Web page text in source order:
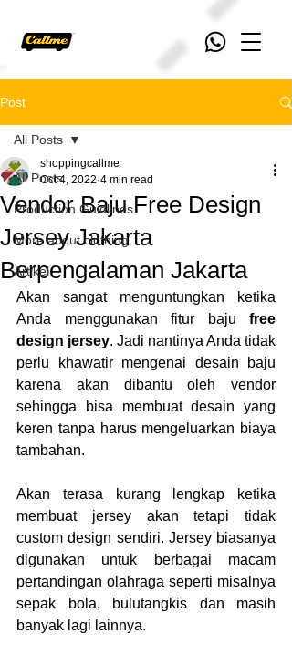
Post
All Posts
Production Guidlines
More about clothing
Artikel
All Posts
Vendor Baju Free Design
Jersey Jakarta
Berpengalaman Jakarta
shoppingcallme
Oct 4, 2022 4 min read
Akan sangat menguntungkan ketika
Anda menggunakan fitur baju free
design jersey. Jadi nantinya Anda tidak
perlu khawatir mengenai desain baju
karena akan dibantu oleh vendor
sehingga bisa membuat desain yang
keren tanpa harus mengeluarkan biaya
tambahan.
Akan terasa kurang lengkap ketika
membuat jersey akan tetapi tidak
custom design sendiri. Jersey biasanya
digunakan untuk berbagai macam
pertandingan olahraga seperti misalnya
sepak bola, bulutangkis dan masih
banyak lagi lainnya.